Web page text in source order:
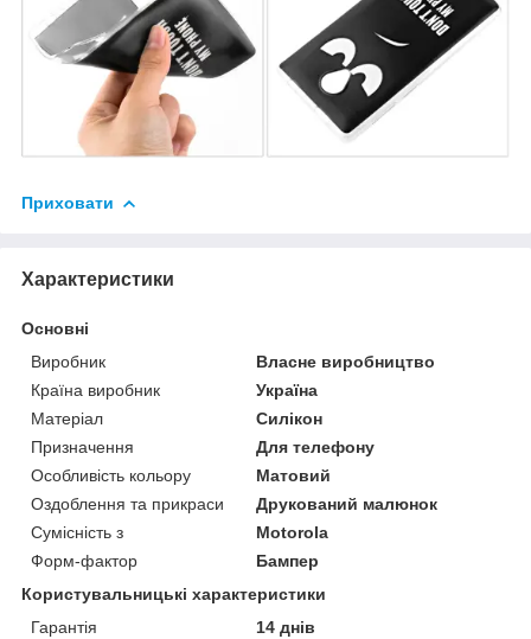
Приховати
Характеристики
Основні
Виробник
Власне виробництво
Країна виробник
Україна
Матеріал
Силікон
Призначення
Для телефону
Особливість кольору
Матовий
Оздоблення та прикраси
Друкований малюнок
Сумісність з
Motorola
Форм-фактор
Бампер
Користувальницькі характеристики
Гарантія
14 днів